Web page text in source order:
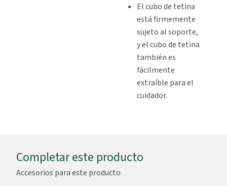
El cubo de tetina
está firmemente
sujeto al soporte,
y el cubo de tetina
también es
fácilmente
extraíble para el
cuidador.
Completar este producto
Accesorios para este producto